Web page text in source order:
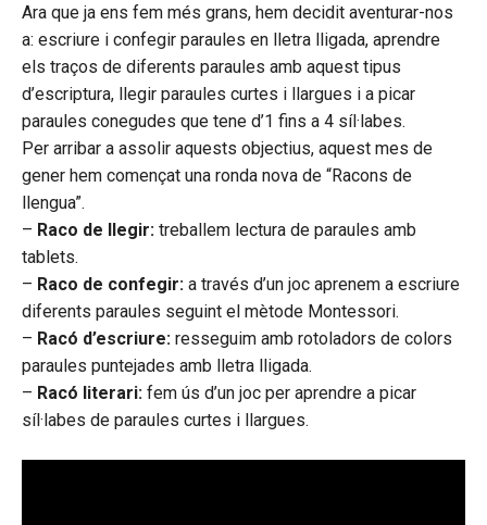
Ara que ja ens fem més grans, hem decidit aventurar-nos
a: escriure i confegir paraules en lletra lligada, aprendre
els traços de diferents paraules amb aquest tipus
d’escriptura, llegir paraules curtes i llargues i a picar
paraules conegudes que tene d’1 fins a 4 síl·labes.
Per arribar a assolir aquests objectius, aquest mes de
gener hem començat una ronda nova de “Racons de
llengua”.
– Raco de llegir: treballem lectura de paraules amb
tablets.
– Raco de confegir: a través d’un joc aprenem a escriure
diferents paraules seguint el mètode Montessori.
– Racó d’escriure: resseguim amb rotoladors de colors
paraules puntejades amb lletra lligada.
– Racó literari: fem ús d’un joc per aprendre a picar
síl·labes de paraules curtes i llargues.